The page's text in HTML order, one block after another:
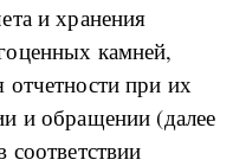
и хранения
камней,
при их
и обращении (далее